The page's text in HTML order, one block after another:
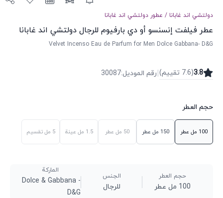
دولتشي اند غابانا / عطور دولتشي اند غابانا
عطر فيلفت إنسنسو أو دي بارفيوم للرجال دولتشي اند غابانا
Velvet Incenso Eau de Parfum for Men Dolce Gabbana- D&G
3.8
(
7.6 تقییم)
|رقم الموديل:
30087
حجم العطر
100 مل عطر 150 مل عطر 50 مل عطر 1.5 مل عينة 5 مل تقسيم
حجم العطر
100 مل عطر
الجنس
للرجال
الماركة
Dolce & Gabbana -
D&G